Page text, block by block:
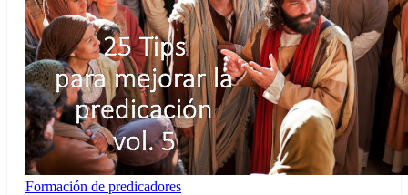
Formación de predicadores